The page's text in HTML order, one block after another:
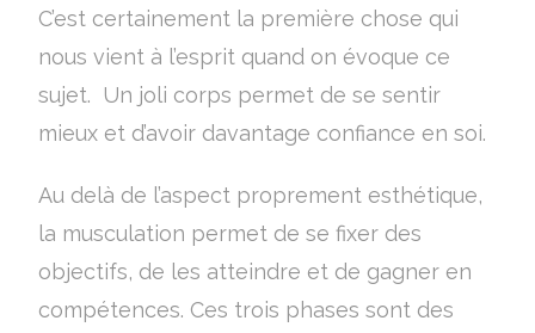
C’est certainement la première chose qui
nous vient à l’esprit quand on évoque ce
sujet. Un joli corps permet de se sentir
mieux et d’avoir davantage confiance en soi.
Au delà de l’aspect proprement esthétique,
la musculation permet de se fixer des
objectifs, de les atteindre et de gagner en
compétences. Ces trois phases sont des